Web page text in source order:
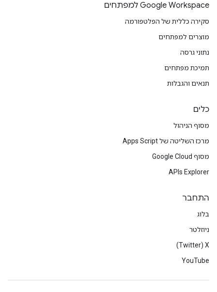
Google Workspace למפתחים
סקירה כללית של הפלטפורמה
מוצרים למפתחים
נתוני גרסה
תמיכת מפתחים
תנאים והגבלות
כלים
מסוף הניהול
מרכז השליטה של Apps Script
מסוף Google Cloud
APIs Explorer
התחבר
בלוג
ניוזלטר
X‏ (Twitter)
YouTube